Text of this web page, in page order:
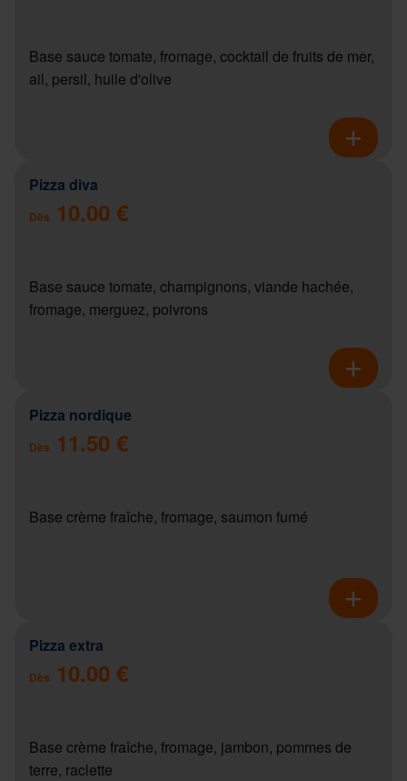
Base sauce tomate, fromage, cocktail de fruits de mer,
ail, persil, huile d'olive
Pizza diva
Dès 10.00 €
Base sauce tomate, champignons, viande hachée,
fromage, merguez, poivrons
Pizza nordique
Dès 11.50 €
Base crème fraîche, fromage, saumon fumé
Pizza extra
Dès 10.00 €
Base crème fraîche, fromage, jambon, pommes de
terre, raclette